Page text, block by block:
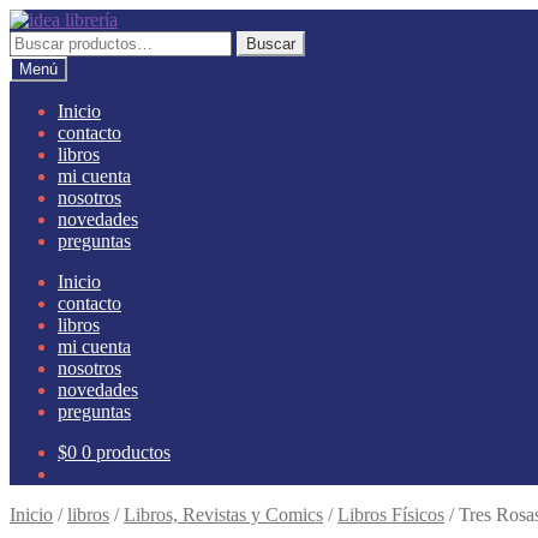
Ir
a
la
navegación
Ir
al
contenido
Buscar
por:
Buscar
Menú
Inicio
contacto
libros
mi cuenta
nosotros
novedades
preguntas
Inicio
contacto
libros
mi cuenta
nosotros
novedades
preguntas
$0 0 productos
Inicio /libros /Libros, Revistas y Comics /Libros Físicos /Tres